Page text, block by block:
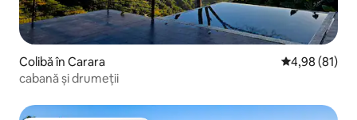
Colibă în Carara Scor mediu
4,98 (81)
cabană și drumeții